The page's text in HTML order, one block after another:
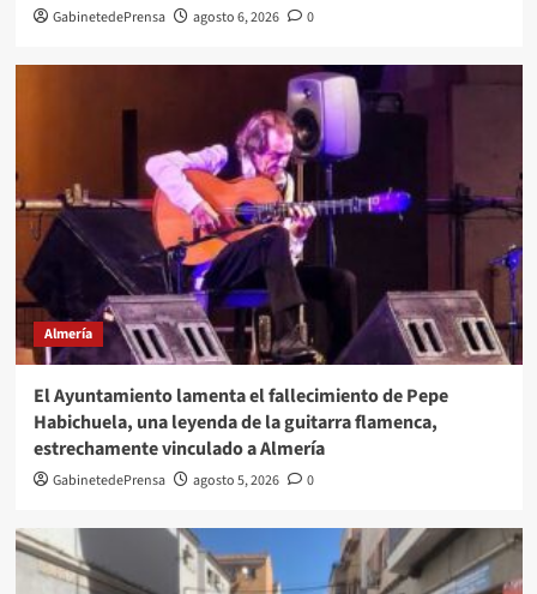
GabinetedePrensa agosto 6, 2026 0
Almería
El Ayuntamiento lamenta el fallecimiento de Pepe
Habichuela, una leyenda de la guitarra flamenca,
estrechamente vinculado a Almería
GabinetedePrensa agosto 5, 2026 0